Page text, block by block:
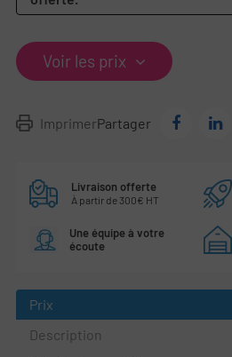
Voir les prix
ImprimerPartager
Livraison offerte
À partir de 300€ HT
Une équipe à votre
écoute
Prix
Description